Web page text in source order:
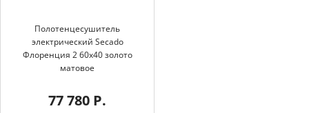
Полотенцесушитель
электрический Secado
Флоренция 2 60x40 золото
матовое
77 780 Р.